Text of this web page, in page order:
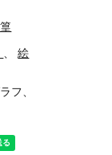
、絵
フ、